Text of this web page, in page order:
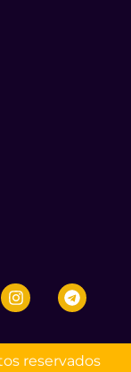
reservados